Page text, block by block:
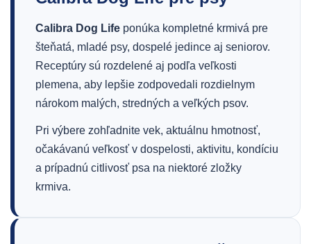
Calibra Dog Life ponúka kompletné krmivá pre
šteňatá, mladé psy, dospelé jedince aj seniorov.
Receptúry sú rozdelené aj podľa veľkosti
plemena, aby lepšie zodpovedali rozdielnym
nárokom malých, stredných a veľkých psov.
Pri výbere zohľadnite vek, aktuálnu hmotnosť,
očakávanú veľkosť v dospelosti, aktivitu, kondíciu
a prípadnú citlivosť psa na niektoré zložky
krmiva.